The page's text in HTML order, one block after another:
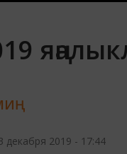
декабря 2019 - 17:44